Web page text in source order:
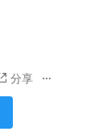
分享